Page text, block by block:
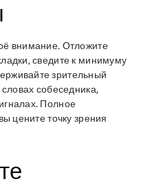
внимание. Отложите
сведите к минимуму
зрительный
словах собеседника,
Полное
цените точку зрения